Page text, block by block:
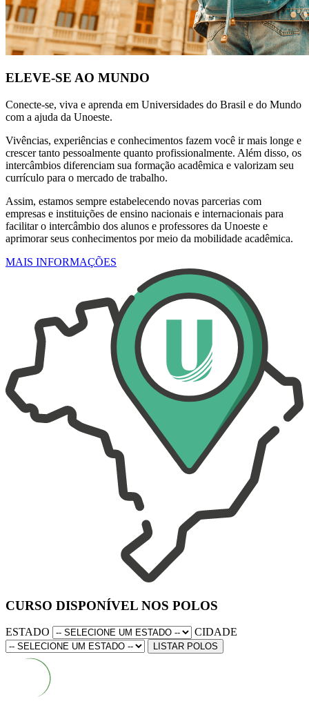
ELEVE-SE AO MUNDO
Conecte-se, viva e aprenda em Universidades do Brasil e do Mundo
com a ajuda da Unoeste.
Vivências, experiências e conhecimentos fazem você ir mais longe e
crescer tanto pessoalmente quanto profissionalmente. Além disso, os
intercâmbios diferenciam sua formação acadêmica e valorizam seu
currículo para o mercado de trabalho.
Assim, estamos sempre estabelecendo novas parcerias com
empresas e instituições de ensino nacionais e internacionais para
facilitar o intercâmbio dos alunos e professores da Unoeste e
aprimorar seus conhecimentos por meio da mobilidade acadêmica.
MAIS INFORMAÇÕES
CURSO DISPONÍVEL NOS POLOS
ESTADO CIDADE
LISTAR POLOS